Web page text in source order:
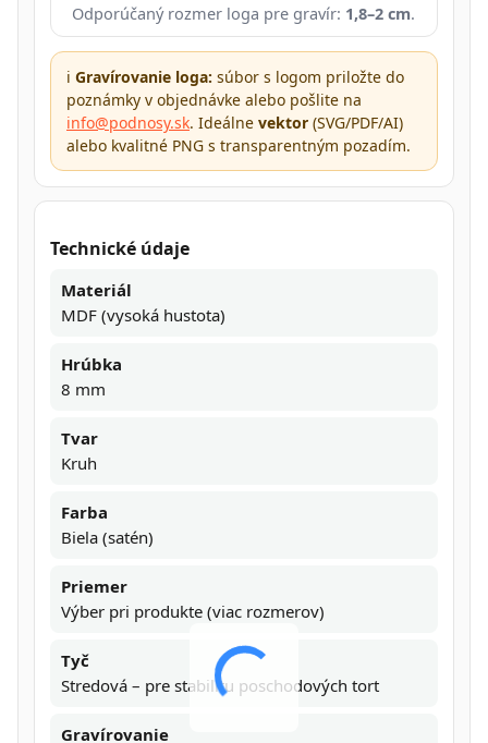
Odporúčaný rozmer loga pre gravír: 1,8–2 cm.
ℹ️ Gravírovanie loga: súbor s logom priložte do
poznámky v objednávke alebo pošlite na
info@podnosy.sk. Ideálne vektor (SVG/PDF/AI)
alebo kvalitné PNG s transparentným pozadím.
Technické údaje
Materiál
MDF (vysoká hustota)
Hrúbka
8 mm
Tvar
Kruh
Farba
Biela (satén)
Priemer
Výber pri produkte (viac rozmerov)
Tyč
Stredová – pre stabilitu poschodových tort
Gravírovanie